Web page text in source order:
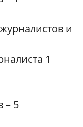
и
1
– 5